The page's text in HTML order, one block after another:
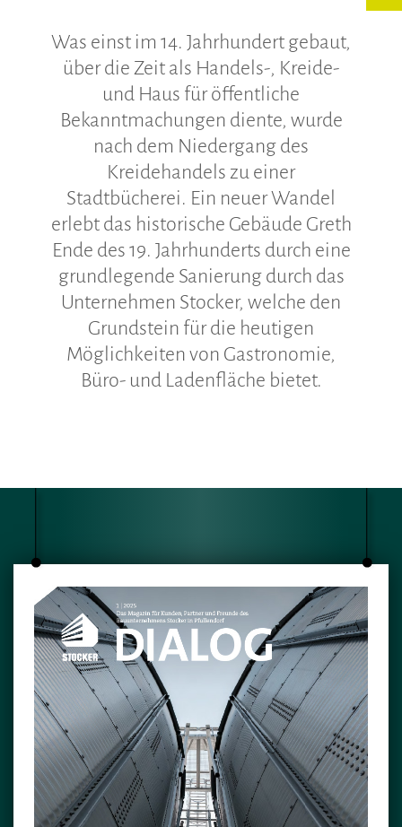
Was einst im 14. Jahrhundert gebaut,
über die Zeit als Handels-, Kreide-
und Haus für öffentliche
Bekanntmachungen diente, wurde
nach dem Niedergang des
Kreidehandels zu einer
Stadtbücherei. Ein neuer Wandel
erlebt das historische Gebäude Greth
Ende des 19. Jahrhunderts durch eine
grundlegende Sanierung durch das
Unternehmen Stocker, welche den
Grundstein für die heutigen
Möglichkeiten von Gastronomie,
Büro- und Ladenfläche bietet.